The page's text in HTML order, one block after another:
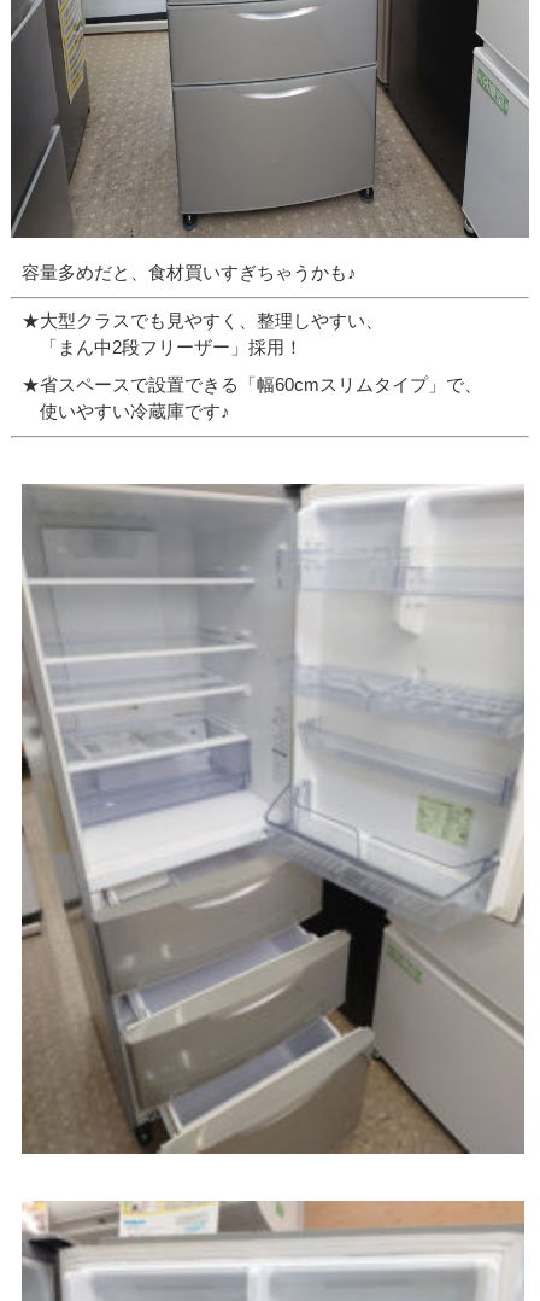
容量多めだと、食材買いすぎちゃうかも♪
★大型クラスでも見やすく、整理しやすい、
「まん中2段フリーザー」採用！
★省スペースで設置できる「幅60cmスリムタイプ」で、
使いやすい冷蔵庫です♪